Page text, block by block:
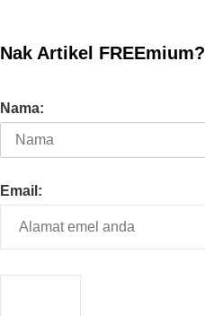
Nak Artikel FREEmium?
Nama:
Email: